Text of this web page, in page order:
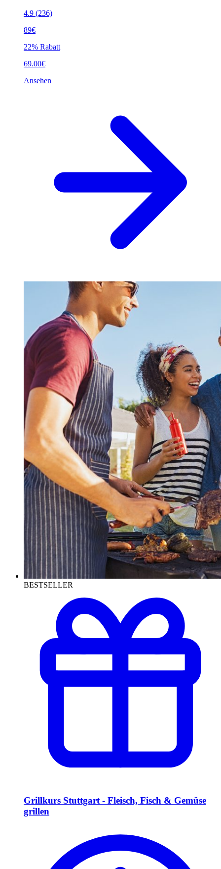
4.9 (236)
89€
22% Rabatt
69.00€
Ansehen
BESTSELLER
Grillkurs Stuttgart - Fleisch, Fisch & Gemüse
grillen